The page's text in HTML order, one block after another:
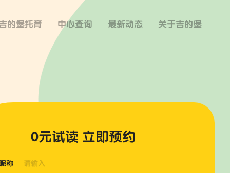
的堡托育 中心查询 最新动态 关于吉的堡
0元试读 立即预约
称